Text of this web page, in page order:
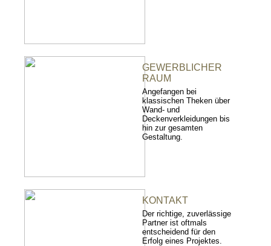
GEWERBLICHER
RAUM
Angefangen bei
klassischen Theken über
Wand- und
Deckenverkleidungen bis
hin zur gesamten
Gestaltung.
KONTAKT
Der richtige, zuverlässige
Partner ist oftmals
entscheidend für den
Erfolg eines Projektes.